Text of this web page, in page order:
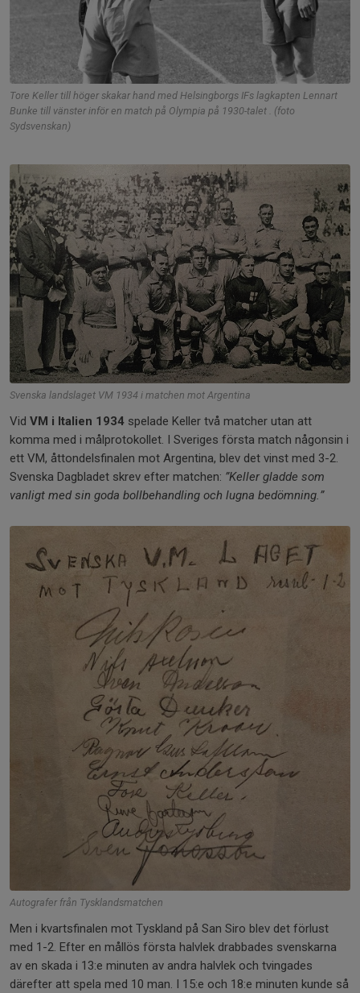
Tore Keller till höger skakar hand med Helsingborgs IFs lagkapten Lennart
Bunke till vänster inför en match på Olympia på 1930-talet . (foto
Sydsvenskan)
Svenska landslaget VM 1934 i matchen mot Argentina
Vid VM i Italien 1934 spelade Keller två matcher utan att
komma med i målprotokollet. I Sveriges första match någonsin i
ett VM, åttondelsfinalen mot Argentina, blev det vinst med 3-2.
Svenska Dagbladet skrev efter matchen: ”Keller gladde som
vanligt med sin goda bollbehandling och lugna bedömning.”
Autografer från Tysklandsmatchen
Men i kvartsfinalen mot Tyskland på San Siro blev det förlust
med 1-2. Efter en mållös första halvlek drabbades svenskarna
av en skada i 13:e minuten av andra halvlek och tvingades
därefter att spela med 10 man. I 15:e och 18:e minuten kunde så